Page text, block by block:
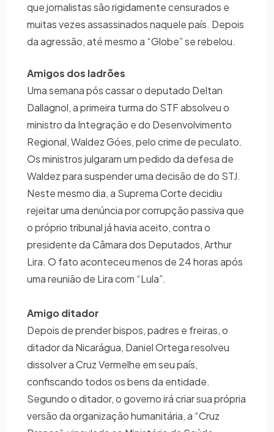
que jornalistas são rigidamente censurados e
muitas vezes assassinados naquele país. Depois
da agressão, até mesmo a “Globe” se rebelou.
Amigos dos ladrões
Uma semana pós cassar o deputado Deltan
Dallagnol, a primeira turma do STF absolveu o
ministro da Integração e do Desenvolvimento
Regional, Waldez Góes, pelo crime de peculato.
Os ministros julgaram um pedido da defesa de
Waldez para suspender uma decisão de do STJ.
Neste mesmo dia, a Suprema Corte decidiu
rejeitar uma denúncia por corrupção passiva que
o próprio tribunal já havia aceito, contra o
presidente da Câmara dos Deputados, Arthur
Lira. O fato aconteceu menos de 24 horas após
uma reunião de Lira com “Lula”.
Amigo ditador
Depois de prender bispos, padres e freiras, o
ditador da Nicarágua, Daniel Ortega resolveu
dissolver a Cruz Vermelhe em seu país,
confiscando todos os bens da entidade.
Segundo o ditador, o governo irá criar sua própria
versão da organização humanitária, a “Cruz